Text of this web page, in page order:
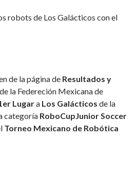
robots de Los Galácticos con el
de la página de Resultados y
la Federeción Mexicana de
Lugara Los Galácticos de la
categoría RoboCupJunior Soccer
Torneo Mexicano de Robótica